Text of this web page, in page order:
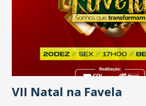
VII Natal na Favela